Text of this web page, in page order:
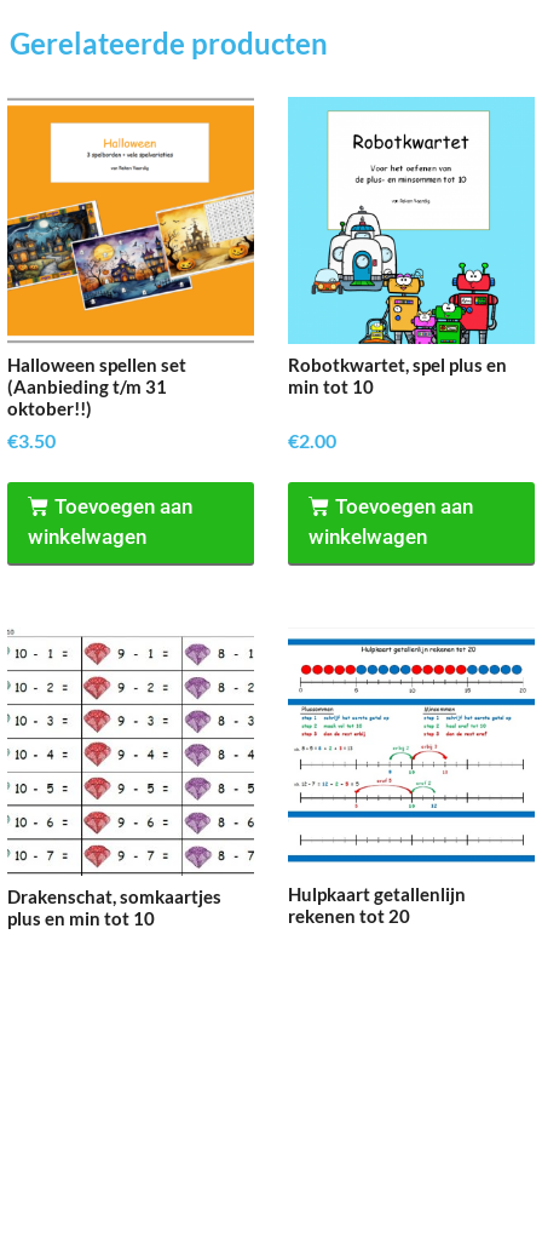
Gerelateerde producten
Halloween spellen set
(Aanbieding t/m 31
oktober!!)
€3.50
Toevoegen aan
winkelwagen
Robotkwartet, spel plus en
min tot 10
€2.00
Toevoegen aan
winkelwagen
Drakenschat, somkaartjes
plus en min tot 10
Hulpkaart getallenlijn
rekenen tot 20